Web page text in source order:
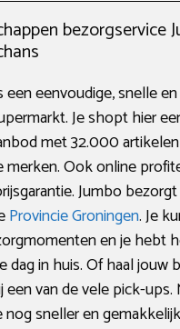
bezorgservice
een eenvoudige, snelle
Je shopt hier
met 32.000
merken. Ook online
Jumbo
Provincie Groningen. Je
en je hebt
dag in huis. Of haal jouw
een van de vele pick-
sneller en